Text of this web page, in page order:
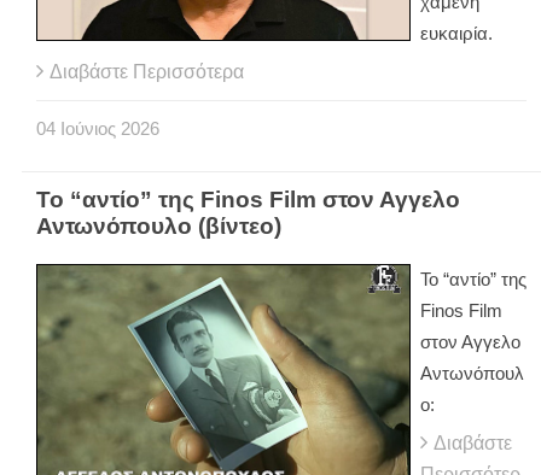
ευκαιρία.
Διαβάστε Περισσότερα
04 Ιούνιος 2026
Το “αντίο” της Finos Film στον Αγγελο
Αντωνόπουλο (βίντεο)
Το “αντίο” της
Finos Film
στον Αγγελο
Αντωνόπουλ
ο:
Διαβάστε